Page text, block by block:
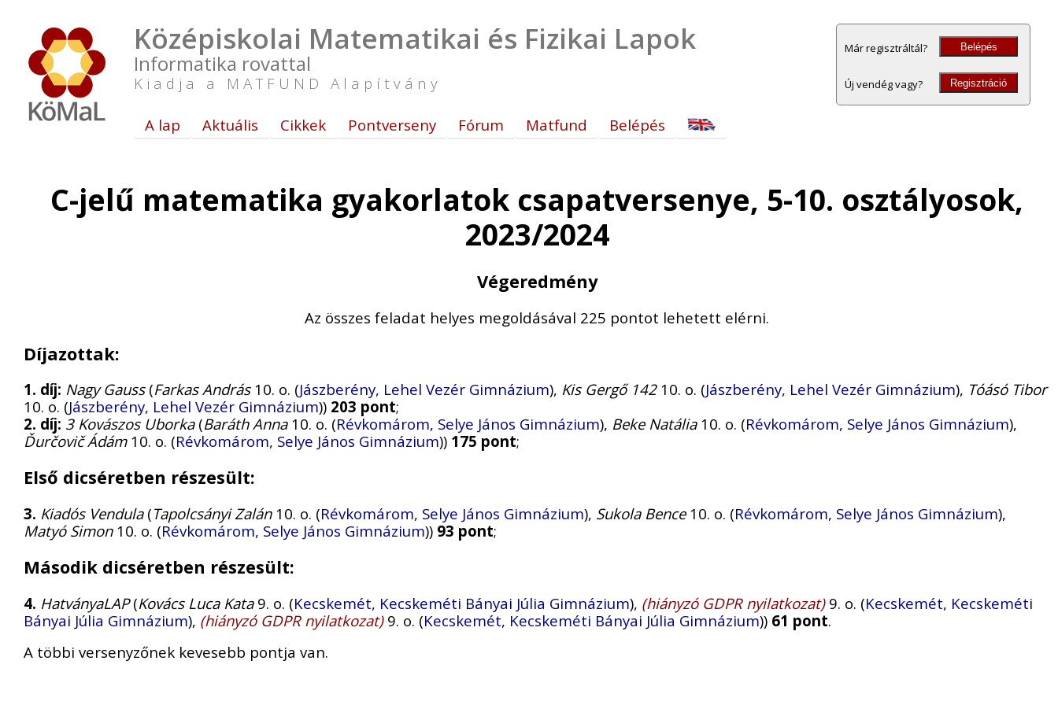
Középiskolai Matematikai és Fizikai Lapok
Informatika rovattal
Kiadja a MATFUND Alapítvány
Már regisztráltál? Belépés
Új vendég vagy? Regisztráció
A lap Aktuális Cikkek Pontverseny Fórum Matfund Belépés
C-jelű matematika gyakorlatok csapatversenye, 5-10. osztályosok,
2023/2024
Végeredmény
Az összes feladat helyes megoldásával 225 pontot lehetett elérni.
Díjazottak:
1. díj: Nagy Gauss(Farkas András10. o. (Jászberény, Lehel Vezér Gimnázium), Kis Gergő 14210. o. (Jászberény, Lehel Vezér Gimnázium), Tóásó Tibor
10. o. (Jászberény, Lehel Vezér Gimnázium)) 203 pont;
2. díj: 3 Kovászos Uborka(Baráth Anna10. o. (Révkomárom, Selye János Gimnázium), Beke Natália10. o. (Révkomárom, Selye János Gimnázium),
Ďurčovič Ádám10. o. (Révkomárom, Selye János Gimnázium)) 175 pont;
Első dicséretben részesült:
3. Kiadós Vendula(Tapolcsányi Zalán10. o. (Révkomárom, Selye János Gimnázium), Sukola Bence10. o. (Révkomárom, Selye János Gimnázium),
Matyó Simon10. o. (Révkomárom, Selye János Gimnázium)) 93 pont;
Második dicséretben részesült:
4. HatványaLAP(Kovács Luca Kata9. o. (Kecskemét, Kecskeméti Bányai Júlia Gimnázium), (hiányzó GDPR nyilatkozat)9. o. (Kecskemét, Kecskeméti
Bányai Júlia Gimnázium), (hiányzó GDPR nyilatkozat)9. o. (Kecskemét, Kecskeméti Bányai Júlia Gimnázium)) 61 pont.
A többi versenyzőnek kevesebb pontja van.